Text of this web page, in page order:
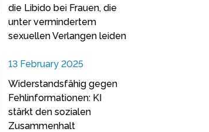
die Libido bei Frauen, die
unter vermindertem
sexuellen Verlangen leiden
13 February 2025
Widerstandsfähig gegen
Fehlinformationen: KI
stärkt den sozialen
Zusammenhalt